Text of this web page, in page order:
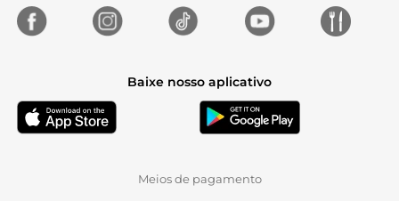
Baixe nosso aplicativo
Meios de pagamento